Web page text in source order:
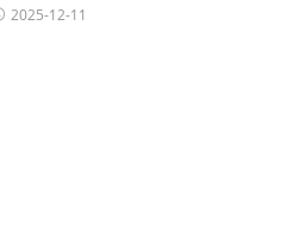
2025-12-11